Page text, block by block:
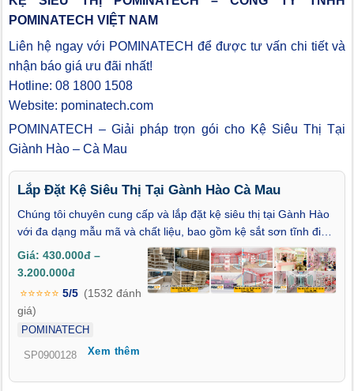
POMINATECH VIỆT NAM
Liên hệ ngay với POMINATECH để được tư vấn chi tiết và
nhận báo giá ưu đãi nhất!
Hotline: 08 1800 1508
Website: pominatech.com
POMINATECH – Giải pháp trọn gói cho Kệ Siêu Thị Tại
Giành Hào – Cà Mau
Lắp Đặt Kệ Siêu Thị Tại Gành Hào Cà Mau
Chúng tôi chuyên cung cấp và lắp đặt kệ siêu thị tại Gành Hào
với đa dạng mẫu mã và chất liệu, bao gồm kệ sắt sơn tĩnh điện
bền bỉ và kệ gỗ MDF sang trọng. Các sản phẩm của chúng tôi
đều được sản xuất trên dây chuyền hiện đại, đảm bảo độ bền,
chịu lực tốt và tuổi thọ lâu dài. Đặc biệt, các mẫu kệ được thiết
kế phù hợp với từng mô hình kinh doanh khác nhau, từ siêu thị
lớn đến cửa hàng tiện lợi nhỏ, giúp tối ưu hóa không gian trưng
bày và nâng cao hiệu quả bán hàng.
Giá: 430.000đ –
3.200.000đ
⭐⭐⭐⭐⭐ 5/5 (1532 đánh
giá)
POMINATECH
SP0900128 Xem thêm